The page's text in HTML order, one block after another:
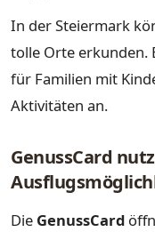
In der Steiermark
tolle Orte erkunden.
für Familien mit
Aktivitäten an.
GenussCard
Die GenussCard